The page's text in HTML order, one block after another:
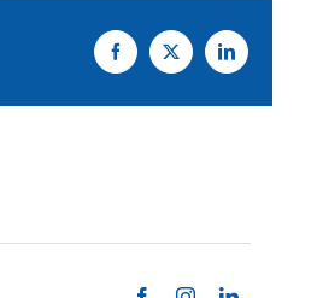
Facebook
X LinkedIn